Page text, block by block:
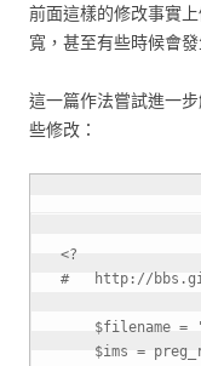
前面這樣的修改事實
寬，甚至有些時候會
這一篇作法嘗試進一
些修改：
<?
$filename =
$ims =